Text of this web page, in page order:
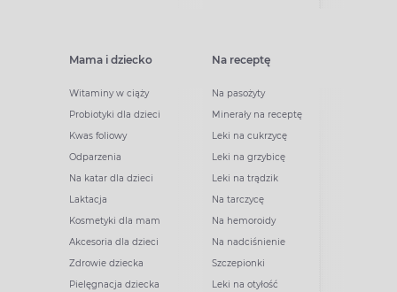
Mama i dziecko
Witaminy w ciąży
Probiotyki dla dzieci
Kwas foliowy
Odparzenia
Na katar dla dzieci
Laktacja
Kosmetyki dla mam
Akcesoria dla dzieci
Zdrowie dziecka
Pielęgnacja dziecka
Na receptę
Na pasożyty
Minerały na receptę
Leki na cukrzycę
Leki na grzybicę
Leki na trądzik
Na tarczycę
Na hemoroidy
Na nadciśnienie
Szczepionki
Leki na otyłość